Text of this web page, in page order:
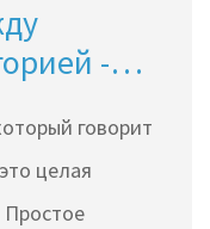
-
говорит
целая
Простое